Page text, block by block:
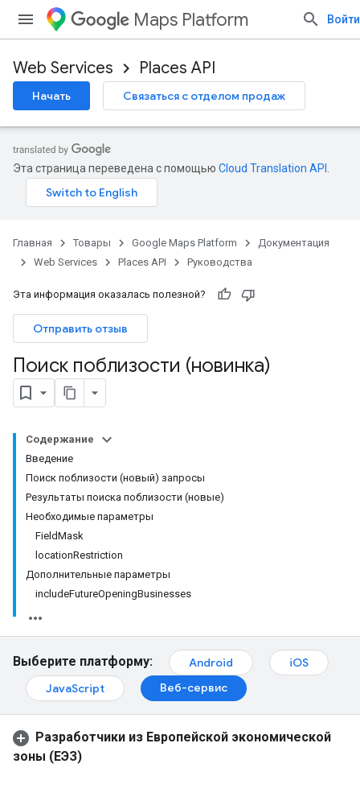
Maps Platform Войти
Web Services Places API
Начать Связаться с отделом продаж
Эта страница переведена с помощью Cloud Translation API
Главная Товары Google Maps Platform
Документация
Web Services
Places API Руководства
Эта информация оказалась полезной?
Отправить отзыв
Поиск поблизости (новинка)
Содержание
Введение
Поиск поблизости (новый) запросы
Результаты поиска поблизости (новые)
Необходимые параметры
FieldMask
locationRestriction
Дополнительные параметры
includeFutureOpeningBusinesses
Выберите платформу: Android
iOS
JavaScript
Веб-сервис
Разработчики из Европейской экономической
зоны (ЕЭЗ)